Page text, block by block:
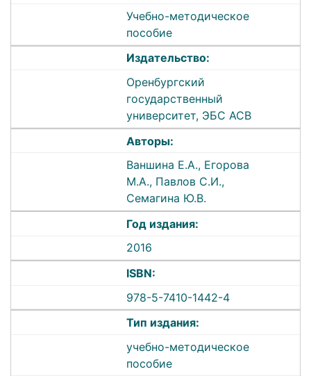
Учебно-методическое
пособие
Издательство:
Оренбургский
государственный
университет, ЭБС АСВ
Авторы:
Ваншина Е.А., Егорова
М.А., Павлов С.И.,
Семагина Ю.В.
Год издания:
2016
ISBN:
978-5-7410-1442-4
Тип издания:
учебно-методическое
пособие